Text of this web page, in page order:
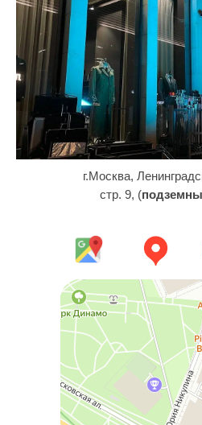
г.Москва,
стр. 9, (